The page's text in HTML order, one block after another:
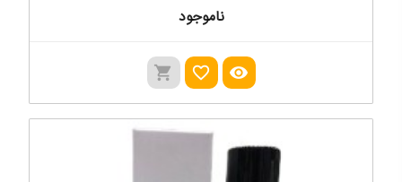
ناموجود
visibility
favorite_outline
shopping_cart